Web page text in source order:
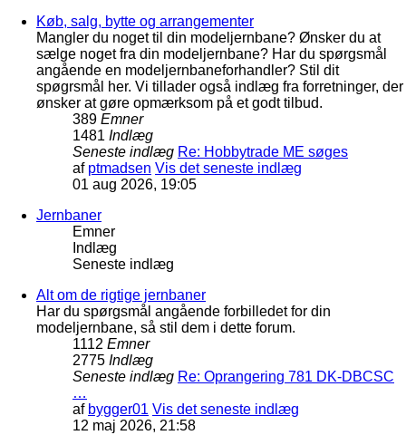
Køb, salg, bytte og arrangementer
Mangler du noget til din modeljernbane? Ønsker du at
sælge noget fra din modeljernbane? Har du spørgsmål
angående en modeljernbaneforhandler? Stil dit
spøgrsmål her. Vi tillader også indlæg fra forretninger, der
ønsker at gøre opmærksom på et godt tilbud.
389 Emner
1481 Indlæg
Seneste indlæg Re: Hobbytrade ME søges
af ptmadsen Vis det seneste indlæg
01 aug 2026, 19:05
Jernbaner
Emner
Indlæg
Seneste indlæg
Alt om de rigtige jernbaner
Har du spørgsmål angående forbilledet for din
modeljernbane, så stil dem i dette forum.
1112 Emner
2775 Indlæg
Seneste indlæg Re: Oprangering 781 DK-DBCSC
…
af bygger01 Vis det seneste indlæg
12 maj 2026, 21:58